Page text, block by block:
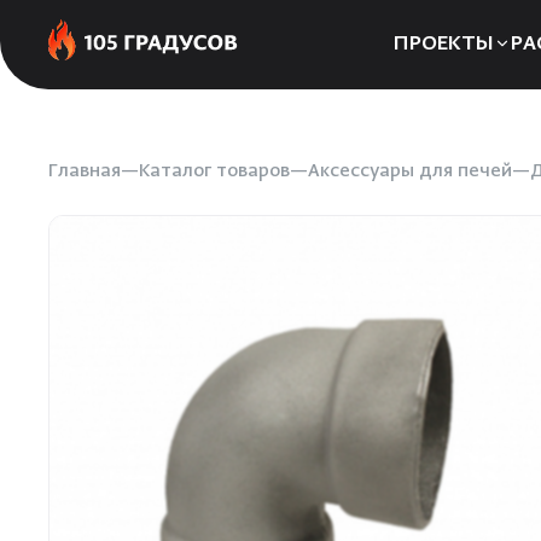
ПРОЕКТЫ
Главная Каталог товаров Аксессуары для печей